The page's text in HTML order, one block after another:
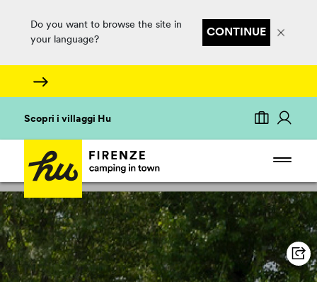
Do you want to browse the site in
your language?
CONTINUE
Scopri i villaggi Hu